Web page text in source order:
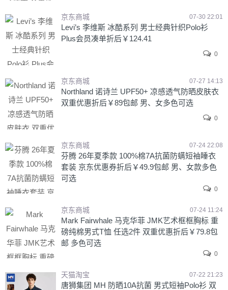
京东商城 07-30 22:01
Levi’s 李维斯 冰酷系列 男士经典针织Polo衫
Plus会员凑单折后￥124.41
0
京东商城 07-27 14:13
Northland 诺诗兰 UPF50+ 凉感透气防晒皮肤衣
双重优惠折后￥89包邮 男、女多色可选
0
京东商城 07-24 22:08
芬腾 26年夏季款 100%棉7A抗菌防螨短袖睡衣
套装 京东优惠券折后￥49.9包邮 男、女款多色
可选
0
京东商城 07-24 11:24
Mark Fairwhale 马克华菲 JMK艺术框框胸标 重
磅纯棉男式T恤 任选2件 双重优惠折后￥79.8包
邮 多色可选
0
天猫淘宝 07-22 21:23
唐狮集团 MH 防晒10A抗菌 男式短袖Polo衫 双